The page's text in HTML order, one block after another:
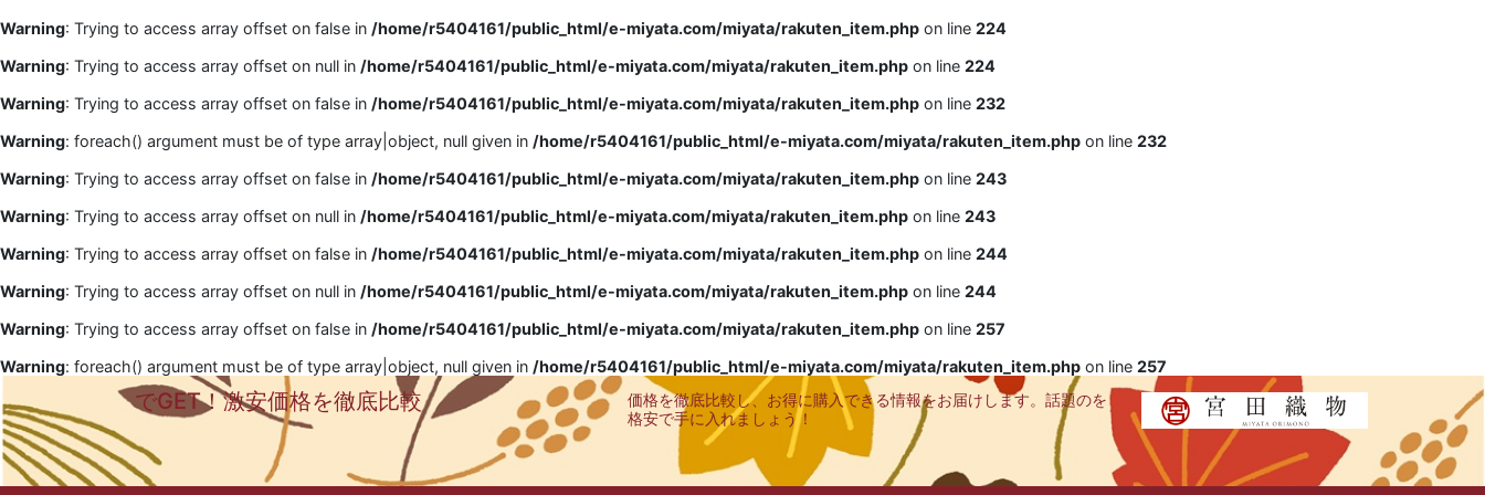
Warning: Trying to access array offset on false in /home/r5404161/public_html/e-miyata.com/miyata/rakuten_item.php on line 224
Warning: Trying to access array offset on null in /home/r5404161/public_html/e-miyata.com/miyata/rakuten_item.php on line 224
Warning: Trying to access array offset on false in /home/r5404161/public_html/e-miyata.com/miyata/rakuten_item.php on line 232
Warning: foreach() argument must be of type array|object, null given in /home/r5404161/public_html/e-miyata.com/miyata/rakuten_item.php on line 232
Warning: Trying to access array offset on false in /home/r5404161/public_html/e-miyata.com/miyata/rakuten_item.php on line 243
Warning: Trying to access array offset on null in /home/r5404161/public_html/e-miyata.com/miyata/rakuten_item.php on line 243
Warning: Trying to access array offset on false in /home/r5404161/public_html/e-miyata.com/miyata/rakuten_item.php on line 244
Warning: Trying to access array offset on null in /home/r5404161/public_html/e-miyata.com/miyata/rakuten_item.php on line 244
Warning: Trying to access array offset on false in /home/r5404161/public_html/e-miyata.com/miyata/rakuten_item.php on line 257
Warning: foreach() argument must be of type array|object, null given in /home/r5404161/public_html/e-miyata.com/miyata/rakuten_item.php on line 257
でGET！激安価格を徹底比較
価格を徹底比較し、お得に購入できる情報をお届けします。話題のを
格安で手に入れましょう！